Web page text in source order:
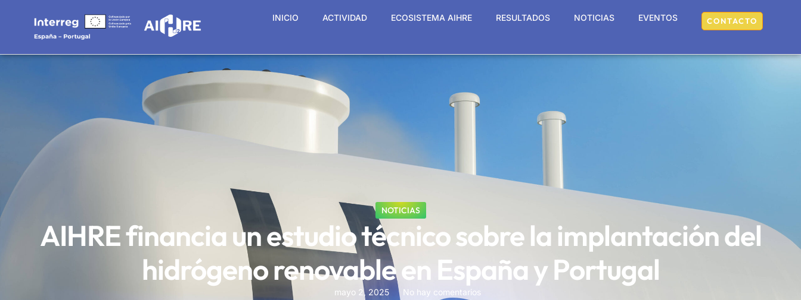
INICIO ACTIVIDAD ECOSISTEMA AIHRE RESULTADOS NOTICIAS EVENTOS CONTACTO
NOTICIAS
AIHRE financia un estudio técnico sobre la implantación del
hidrógeno renovable en España y Portugal
mayo 2, 2025 No hay comentarios